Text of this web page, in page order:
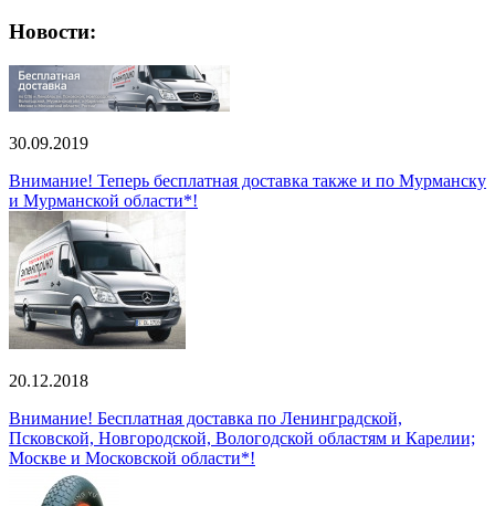
Новости:
30.09.2019
Внимание! Теперь бесплатная доставка также и по Мурманску
и Мурманской области*!
20.12.2018
Внимание! Бесплатная доставка по Ленинградской,
Псковской, Новгородской, Вологодской областям и Карелии;
Москве и Московской области*!